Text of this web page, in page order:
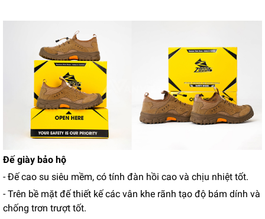
Đế giày bảo hộ
- Đế cao su siêu mềm, có tính đàn hồi cao và chịu nhiệt tốt.
- Trên bề mặt đế thiết kế các vân khe rãnh tạo độ bám dính và
chống trơn trượt tốt.